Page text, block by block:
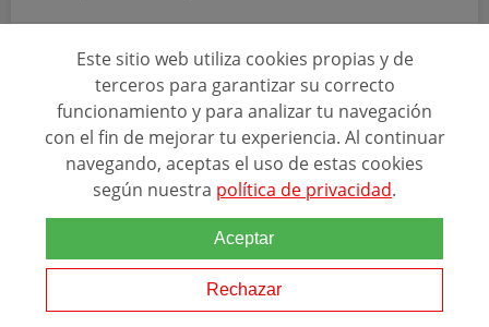
SOLICITAR INFORMACIÓN
Ver más programas
Este sitio web utiliza cookies propias y de
terceros para garantizar su correcto
funcionamiento y para analizar tu navegación
con el fin de mejorar tu experiencia. Al continuar
navegando, aceptas el uso de estas cookies
según nuestra política de privacidad.
Aceptar
Rechazar